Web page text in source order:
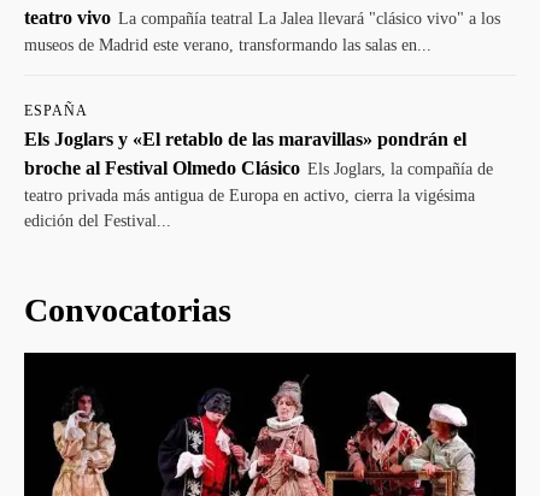
teatro vivo La compañía teatral La Jalea llevará "clásico vivo" a los
museos de Madrid este verano, transformando las salas en...
ESPAÑA
Els Joglars y «El retablo de las maravillas» pondrán el
broche al Festival Olmedo Clásico Els Joglars, la compañía de
teatro privada más antigua de Europa en activo, cierra la vigésima
edición del Festival...
Convocatorias